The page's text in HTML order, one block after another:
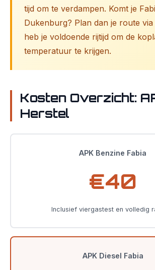
tijd om te verdampen. Komt je
Dukenburg? Plan dan je route
heb je voldoende rijtijd om de
temperatuur te krijgen.
Kosten Overzicht:
Herstel
APK Benzine Fabia
€40
Inclusief viergastest en volledig
APK Diesel Fabia